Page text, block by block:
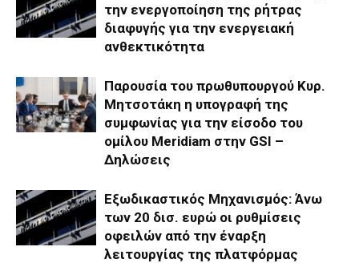
την ενεργοποίηση της ρήτρας
διαφυγής για την ενεργειακή
ανθεκτικότητα
Παρουσία του πρωθυπουργού Κυρ.
Μητσοτάκη η υπογραφή της
συμφωνίας για την είσοδο του
ομίλου Meridiam στην GSI –
Δηλώσεις
Εξωδικαστικός Μηχανισμός: Άνω
των 20 δισ. ευρώ οι ρυθμίσεις
οφειλών από την έναρξη
λειτουργίας της πλατφόρμας